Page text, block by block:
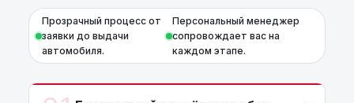
дополнительных платежей и расходов.
Прозрачный процесс от
заявки до выдачи
автомобиля.
Персональный менеджер
сопровождает вас на
каждом этапе.